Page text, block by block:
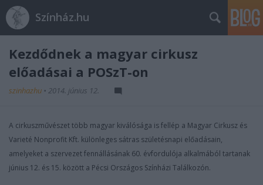
Színház.hu
Kezdődnek a magyar cirkusz
előadásai a POSzT-on
szinhazhu • 2014. június 12.
A cirkuszművészet több magyar kiválósága is fellép a Magyar Cirkusz és
Varieté Nonprofit Kft. különleges sátras születésnapi előadásain,
amelyeket a szervezet fennállásának 60. évfordulója alkalmából tartanak
június 12. és 15. között a Pécsi Országos Színházi Találkozón.